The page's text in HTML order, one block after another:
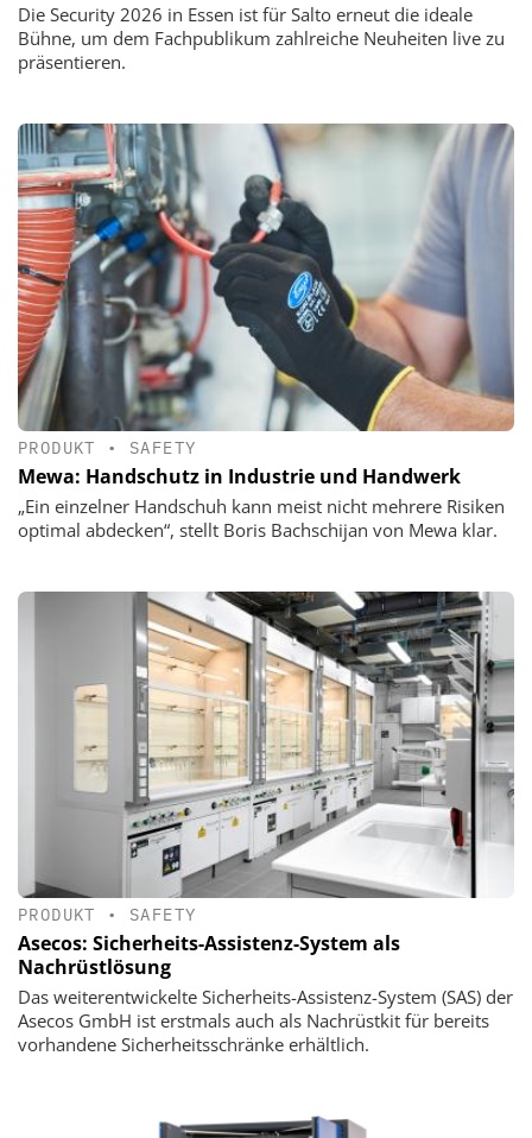
Die Security 2026 in Essen ist für Salto erneut die ideale
Bühne, um dem Fachpublikum zahlreiche Neuheiten live zu
präsentieren.
PRODUKT • SAFETY
Mewa: Handschutz in Industrie und Handwerk
„Ein einzelner Handschuh kann meist nicht mehrere Risiken
optimal abdecken“, stellt Boris Bachschijan von Mewa klar.
PRODUKT • SAFETY
Asecos: Sicherheits-Assistenz-System als
Nachrüstlösung
Das weiterentwickelte Sicherheits-Assistenz-System (SAS) der
Asecos GmbH ist erstmals auch als Nachrüstkit für bereits
vorhandene Sicherheitsschränke erhältlich.